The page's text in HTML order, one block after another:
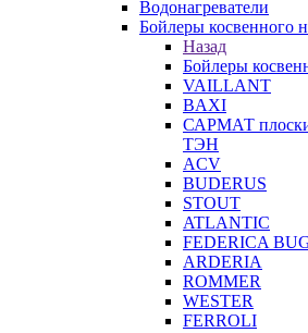
Водонагреватели
Бойлеры косвенного
Назад
Бойлеры
VAILLANT
BAXI
САРМАТ
ТЭН
ACV
BUDERUS
STOUT
ATLANTIC
FEDERICA
ARDERIA
ROMMER
WESTER
FERROLI